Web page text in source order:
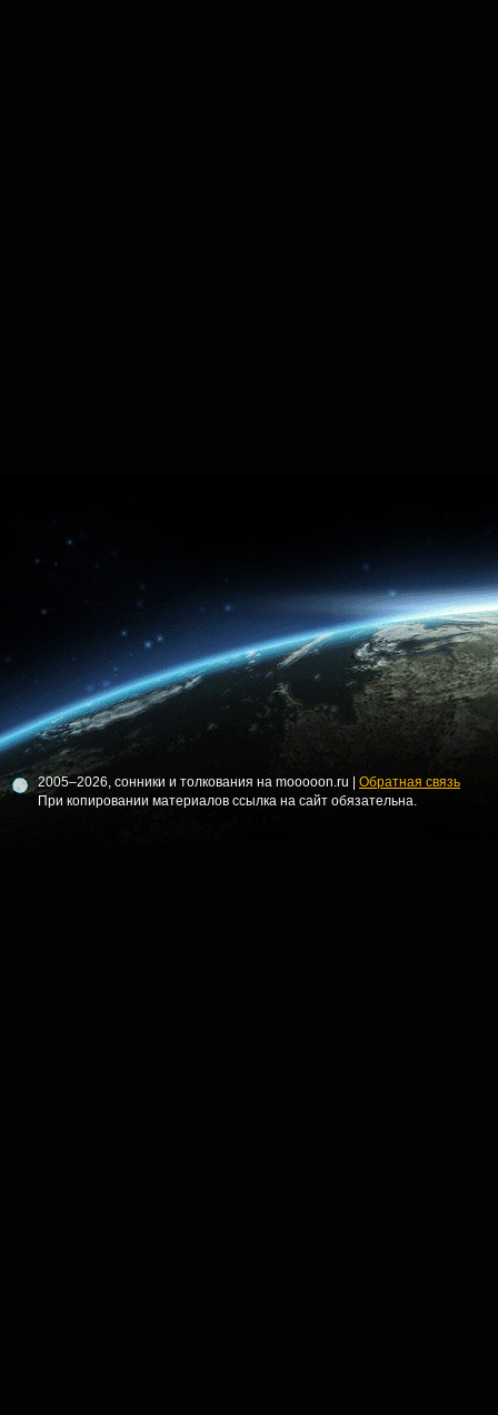
2005–2026, сонники и толкования на mooooon.ru | Обратная связь
При копировании материалов ссылка на сайт обязательна.